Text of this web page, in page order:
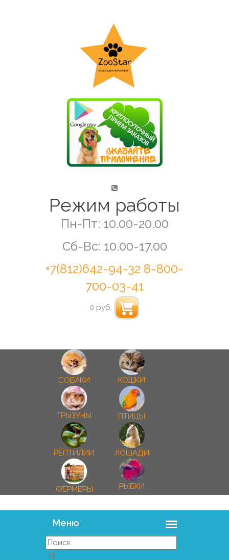
Режим работы
Пн-Пт: 10.00-20.00
Сб-Вс: 10.00-17.00
+7(812)642-94-32 8-800-
700-03-41
0 руб.
СОБАКИ КОШКИ
ГРЫЗУНЫ ПТИЦЫ
РЕПТИЛИИ ЛОШАДИ
ФЕРМЕРЫ РЫБКИ